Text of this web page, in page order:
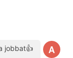
jobbat👍